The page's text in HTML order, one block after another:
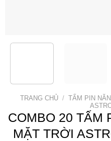
TRANG CHỦ / TẤM PIN
COMBO 20 TẤM
MẶT TRỜI